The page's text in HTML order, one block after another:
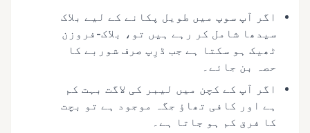
اگر آپ سوپ میں طویل پکانے کے لیے بلاک
سیدھا شامل کر رہے ہیں تو، بلاک-فروزن
ٹھیک ہو سکتا ہے جب ڈرِپ صرف شوربے کا
حصہ بن جائے۔
اگر آپ کے کچن میں لیبر کی لاگت بہت کم
ہے اور کافی تھاؤ جگہ موجود ہے تو بچت
کا فرق کم ہو جاتا ہے۔